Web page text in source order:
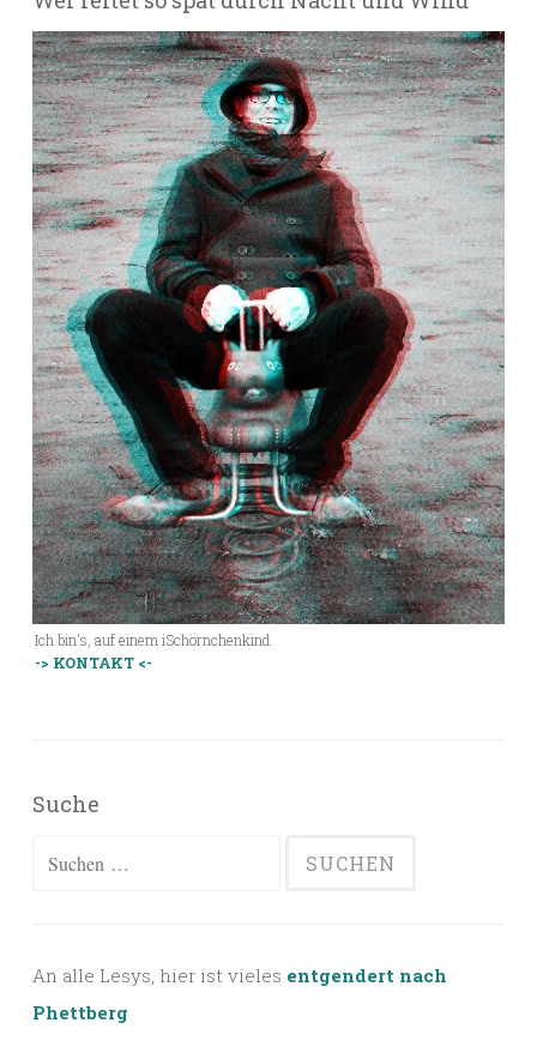
Ich bin's, auf einem iSchörnchenkind.
-> KONTAKT <-
Suche
Suchen
An alle Lesys, hier ist vieles entgendert nach
Phettberg